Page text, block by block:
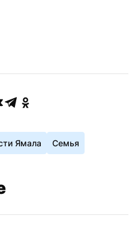
Ямала Семья